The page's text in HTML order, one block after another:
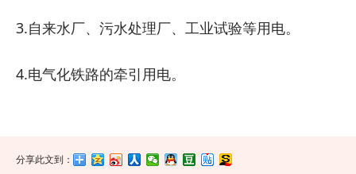
3.自来水厂、污水处理厂、工业试验等用电。
4.电气化铁路的牵引用电。
分享此文到：